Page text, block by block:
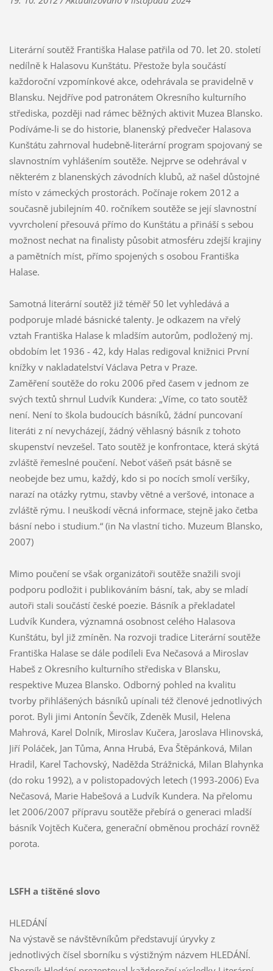
Literární soutěž Františka Halase patřila od 70. let 20. století
nedílně k Halasovu Kunštátu. Přestože byla součástí
každoroční vzpomínkové akce, odehrávala se pravidelně v
Blansku. Nejdříve pod patronátem Okresního kulturního
střediska, později nad rámec běžných aktivit Muzea Blansko.
Podíváme-li se do historie, blanenský předvečer Halasova
Kunštátu zahrnoval hudebně-literární program spojovaný se
slavnostním vyhlášením soutěže. Nejprve se odehrával v
některém z blanenských závodních klubů, až našel důstojné
místo v zámeckých prostorách. Počínaje rokem 2012 a
současně jubilejním 40. ročníkem soutěže se její slavnostní
vyvrcholení přesouvá přímo do Kunštátu a přináší s sebou
možnost nechat na finalisty působit atmosféru zdejší krajiny
a pamětních míst, přímo spojených s osobou Františka
Halase.
Samotná literární soutěž již téměř 50 let vyhledává a
podporuje mladé básnické talenty. Je odkazem na vřelý
vztah Františka Halase k mladším autorům, podložený mj.
obdobím let 1936 - 42, kdy Halas redigoval knižnici První
knížky v nakladatelství Václava Petra v Praze.
Zaměření soutěže do roku 2006 před časem v jednom ze
svých textů shrnul Ludvík Kundera: „Víme, co tato soutěž
není. Není to škola budoucích básníků, žádní puncovaní
literáti z ní nevycházejí, žádný věhlasný básník z tohoto
skupenství nevzešel. Tato soutěž je konfrontace, která skýtá
zvláště řemeslné poučení. Neboť vášeň psát básně se
neobejde bez umu, každý, kdo si po nocích smolí veršíky,
narazí na otázky rytmu, stavby větné a veršové, intonace a
zvláště rýmu. I neuškodí věcná informace, stejně jako četba
básní nebo i studium.“ (in Na vlastní ticho. Muzeum Blansko,
2007)
Mimo poučení se však organizátoři soutěže snažili svoji
podporu podložit i publikováním básní, tak, aby se mladí
autoři stali součástí české poezie. Básník a překladatel
Ludvík Kundera, významná osobnost celého Halasova
Kunštátu, byl již zmíněn. Na rozvoji tradice Literární soutěže
Františka Halase se dále podíleli Eva Nečasová a Miroslav
Habeš z Okresního kulturního střediska v Blansku,
respektive Muzea Blansko. Odborný pohled na kvalitu
tvorby přihlášených básníků upínali též členové jednotlivých
porot. Byli jimi Antonín Ševčík, Zdeněk Musil, Helena
Mahrová, Karel Dolník, Miroslav Kučera, Jaroslava Hlinovská,
Jiří Poláček, Jan Tůma, Anna Hrubá, Eva Štěpánková, Milan
Hradil, Karel Tachovský, Naděžda Strážnická, Milan Blahynka
(do roku 1992), a v polistopadových letech (1993-2006) Eva
Nečasová, Marie Habešová a Ludvík Kundera. Na přelomu
let 2006/2007 přípravu soutěže přebírá o generaci mladší
básník Vojtěch Kučera, generační obměnou prochází rovněž
porota.
LSFH a tištěné slovo
HLEDÁNÍ
Na výstavě se návštěvníkům představují úryvky z
jednotlivých čísel sborníku s výstižným názvem HLEDÁNÍ.